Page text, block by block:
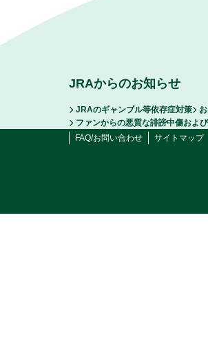
JRAからのお知らせ
JRAのギャンブル等依存症対策
ファンからの悪質な誹謗中傷およ
FAQ/お問い合わせ
サイトマップ